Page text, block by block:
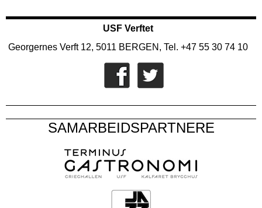
USF Verftet
Georgernes Verft 12, 5011 BERGEN, Tel. +47 55 30 74 10
SAMARBEIDSPARTNERE